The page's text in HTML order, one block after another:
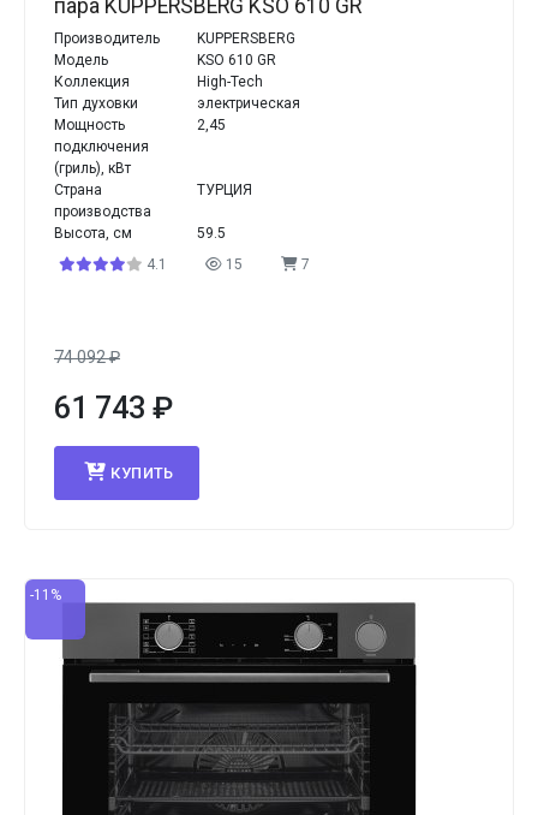
пара KUPPERSBERG KSO 610 GR
Производитель
KUPPERSBERG
Модель
KSO 610 GR
Коллекция
High-Tech
Тип духовки
электрическая
Мощность
подключения
(гриль), кВт
2,45
Страна
производства
ТУРЦИЯ
Высота, см
59.5
4.1
15 7
74 092₽
61 743 ₽
КУПИТЬ
-11%